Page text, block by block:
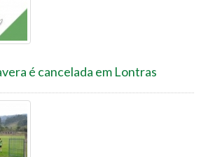
é cancelada em Lontras